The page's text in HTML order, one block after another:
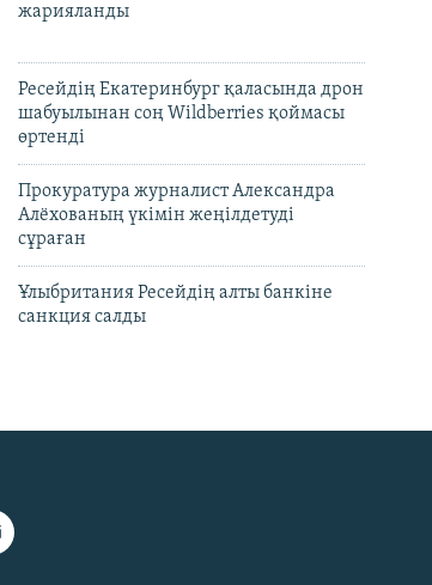
жарияланды
Ресейдің Екатеринбург қаласында дрон
шабуылынан соң Wildberries қоймасы
өртенді
Прокуратура журналист Александра
Алёхованың үкімін жеңілдетуді
сұраған
Ұлыбритания Ресейдің алты банкіне
санкция салды